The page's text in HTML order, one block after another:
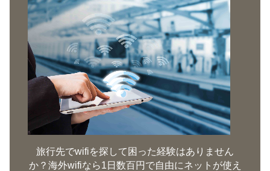
旅行先でwifiを探して困った経験はありません
か？海外wifiなら1日数百円で自由にネットが使え